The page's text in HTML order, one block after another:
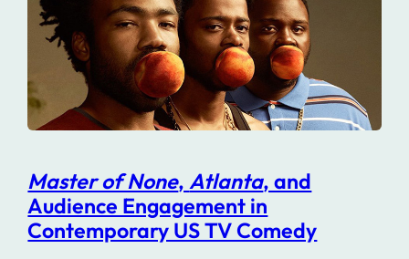
Master of None, Atlanta, and
Audience Engagement in
Contemporary US TV Comedy